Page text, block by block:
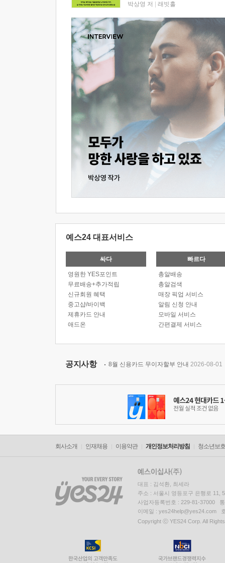
박상영 저 래빗홀
예스24 대표서비스
싸다
영원한 YES포인트
무료배송+추가적립
신규회원 혜택
중고샵/바이백
제휴카드 안내
애드온
빠르다
총알배송
총알검색
매장 픽업 서비스
알림 신청 안내
모바일 서비스
간편결제 서비스
공지사항 8월 신용카드 무이자할부 안내 2026-08-01
회사소개 인재채용 이용약관 개인정보처리방침 청소년보
대표 : 김석환, 최세라
주소 : 서울시 영등포구 은행로 11,
사업자등록번호 : 229-81-37000
이메일 : yes24help@yes24.com
Copyright ⓒ YES24 Corp. All